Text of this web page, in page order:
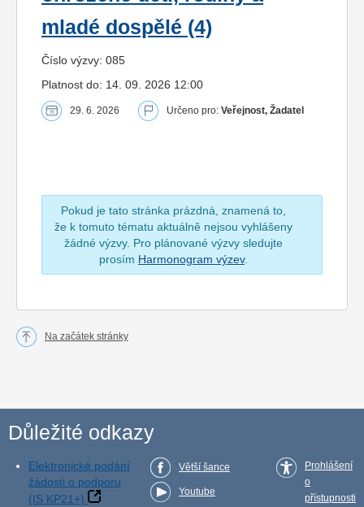
mladé dospělé (4)
Číslo výzvy: 085
Platnost do: 14. 09. 2026 12:00
29. 6. 2026 Určeno pro: Veřejnost, Žadatel
Pokud je tato stránka prázdná, znamená to,
že k tomuto tématu aktuálně nejsou vyhlášeny
žádné výzvy. Pro plánované výzvy sledujte
prosím Harmonogram výzev.
Na začátek stránky
Důležité odkazy
Elektronické podání
žádosti o podporu
(IS KP21+)
Větší šance
Youtube
Prohlášení
o
přístupnosti